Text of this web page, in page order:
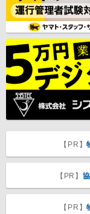
【PR】
【PR】
【PR】